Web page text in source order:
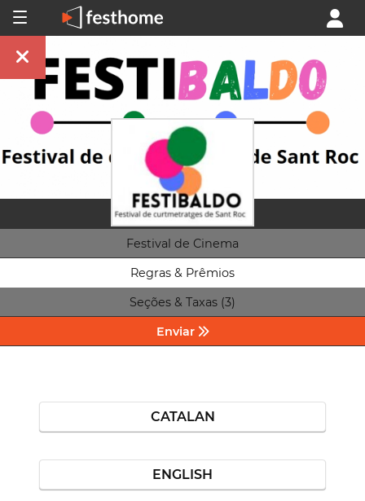
Festival de Cinema
Regras & Prêmios
Seções & Taxas (3)
Enviar
CATALAN
ENGLISH